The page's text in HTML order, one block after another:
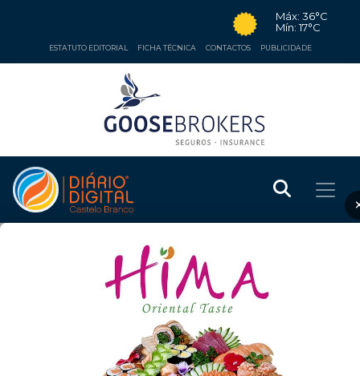
Máx: 36°C
Mín: 17°C
ESTATUTO EDITORIAL FICHA TÉCNICA CONTACTOS PUBLICIDADE
DESPORTO